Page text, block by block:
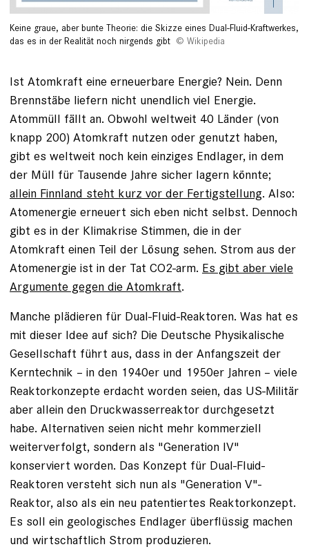
Keine graue, aber bunte Theorie: die Skizze eines Dual-Fluid-Kraftwerkes,
das es in der Realität noch nirgends gibt
Wikipedia
Ist Atomkraft eine erneuerbare Energie? Nein. Denn
Brennstäbe liefern nicht unendlich viel Energie.
Atommüll fällt an. Obwohl weltweit 40 Länder (von
knapp 200) Atomkraft nutzen oder genutzt haben,
gibt es weltweit noch kein einziges Endlager, in dem
der Müll für Tausende Jahre sicher lagern könnte;
allein Finnland steht kurz vor der Fertigstellung. Also:
Atomenergie erneuert sich eben nicht selbst. Dennoch
gibt es in der Klimakrise Stimmen, die in der
Atomkraft einen Teil der Lösung sehen. Strom aus der
Atomenergie ist in der Tat CO2-arm. Es gibt aber viele
Argumente gegen die Atomkraft.
Manche plädieren für Dual-Fluid-Reaktoren. Was hat es
mit dieser Idee auf sich? Die Deutsche Physikalische
Gesellschaft führt aus, dass in der Anfangszeit der
Kerntechnik – in den 1940er und 1950er Jahren – viele
Reaktorkonzepte erdacht worden seien, das US-Militär
aber allein den Druckwasserreaktor durchgesetzt
habe. Alternativen seien nicht mehr kommerziell
weiterverfolgt, sondern als "Generation IV"
konserviert worden. Das Konzept für Dual-Fluid-
Reaktoren versteht sich nun als "Generation V"-
Reaktor, also als ein neu patentiertes Reaktorkonzept.
Es soll ein geologisches Endlager überflüssig machen
und wirtschaftlich Strom produzieren.